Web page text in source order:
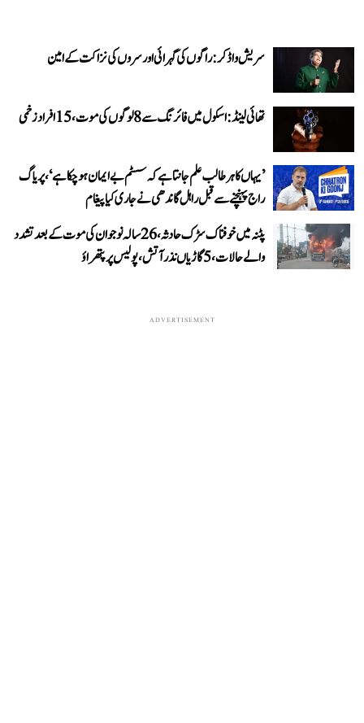
سریش واڈکر: راگوں کی گہرائی اور سروں کی نزاکت کے امین
تھائی لینڈ: اسکول میں فائرنگ سے 8 لوگوں کی موت، 15 افراد زخمی
’یہاں کا ہر طالب علم جانتا ہے کہ سسٹم بے ایمان ہو چکا ہے‘، پریاگ
راج پہنچنے سے قبل راہل گاندھی نے جاری کیا پیغام
پٹنہ میں خوفناک سڑک حادثہ، 26 سالہ نوجوان کی موت کے بعد تشدد
والے حالات، 5 گاڑیاں نذر آتش، پولیس پر پتھراؤ
ADVERTISEMENT